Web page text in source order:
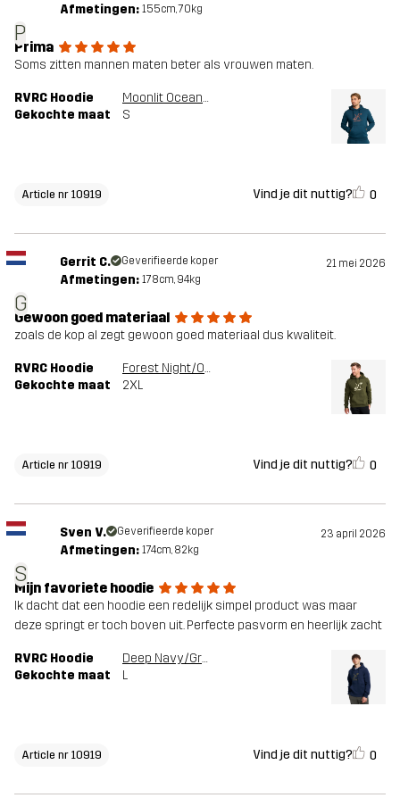
P
Afmetingen: 155cm, 70kg
Prima
Soms zitten mannen maten beter als vrouwen maten.
RVRC Hoodie
Moonlit Ocean/Smoked Paprika
Gekochte maat
S
Article nr 10919 Vind je dit nuttig? 0
G
Gerrit C. Geverifieerde koper 21 mei 2026
Afmetingen: 178cm, 94kg
Gewoon goed materiaal
zoals de kop al zegt gewoon goed materiaal dus kwaliteit.
RVRC Hoodie
Forest Night/Oatmeal
Gekochte maat
2XL
Article nr 10919 Vind je dit nuttig? 0
S
Sven V. Geverifieerde koper 23 april 2026
Afmetingen: 174cm, 82kg
Mijn favoriete hoodie
Ik dacht dat een hoodie een redelijk simpel product was maar
deze springt er toch boven uit. Perfecte pasvorm en heerlijk zacht
RVRC Hoodie
Deep Navy/Grape Leaf
Gekochte maat
L
Article nr 10919 Vind je dit nuttig? 0